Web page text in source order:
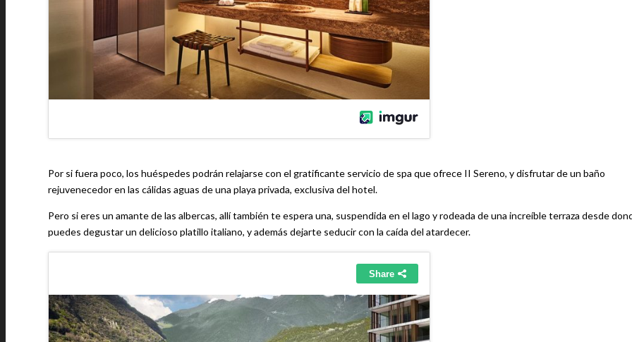
Por si fuera poco, los huéspedes podrán relajarse con el gratificante servicio de spa que ofrece II Sereno, y disfrutar de un baño
rejuvenecedor en las cálidas aguas de una playa privada, exclusiva del hotel.
Pero si eres un amante de las albercas, allí también te espera una, suspendida en el lago y rodeada de una increíble terraza desde
puedes degustar un delicioso platillo italiano, y además dejarte seducir con la caída del atardecer.